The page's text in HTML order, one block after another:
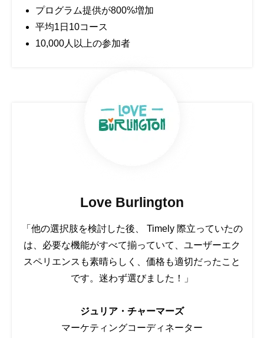
プログラム提供が800%増加
平均1日10コース
10,000人以上の参加者
Love Burlington
「他の選択肢を検討した後、 Timely 際立っていたの
は、必要な機能がすべて揃っていて、ユーザーエク
スペリエンスも素晴らしく、価格も適切だったこと
です。迷わず選びました！」
ジュリア・チャーマーズ
マーケティングコーディネーター